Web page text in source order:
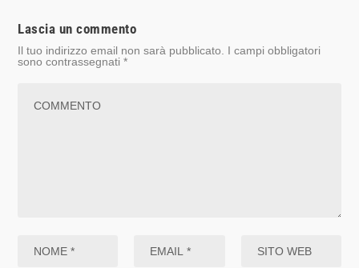
Lascia un commento
Il tuo indirizzo email non sarà pubblicato.
I campi obbligatori
sono contrassegnati*